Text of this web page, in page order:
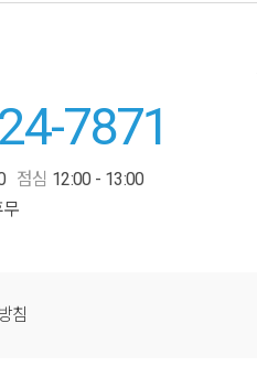
7871
점심 12:00 - 13:00
침